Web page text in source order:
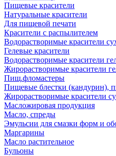
Пищевые красители
Натуральные красители
Для пищевой печати
Красители с распылителем
Водорастворимые красители
Гелевые красители
Водорастворимые красители
Жирорастворимые красители
Пищ.фломастеры
Пищевые блестки (кандурин),
Жирорастворимые красители
Масложировая продукция
Масло, спреды
Эмульсии для смазки форм и
Маргарины
Масло растительное
Бульоны